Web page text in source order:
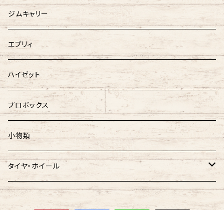
ジムキャリー
エブリィ
ハイゼット
プロボックス
小物類
タイヤ・ホイール
タイヤ